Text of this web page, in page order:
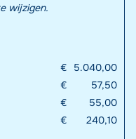
wijzigen.
€
5.040,00
€
57,50
€
55,00
€ 240,10